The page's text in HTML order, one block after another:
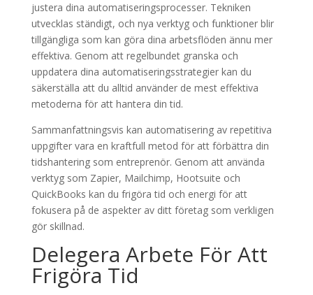
justera dina automatiseringsprocesser. Tekniken
utvecklas ständigt, och nya verktyg och funktioner blir
tillgängliga som kan göra dina arbetsflöden ännu mer
effektiva. Genom att regelbundet granska och
uppdatera dina automatiseringsstrategier kan du
säkerställa att du alltid använder de mest effektiva
metoderna för att hantera din tid.
Sammanfattningsvis kan automatisering av repetitiva
uppgifter vara en kraftfull metod för att förbättra din
tidshantering som entreprenör. Genom att använda
verktyg som Zapier, Mailchimp, Hootsuite och
QuickBooks kan du frigöra tid och energi för att
fokusera på de aspekter av ditt företag som verkligen
gör skillnad.
Delegera Arbete För Att
Frigöra Tid